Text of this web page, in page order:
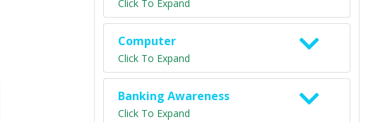
Click To Expand
Computer
Click To Expand
Banking Awareness
Click To Expand